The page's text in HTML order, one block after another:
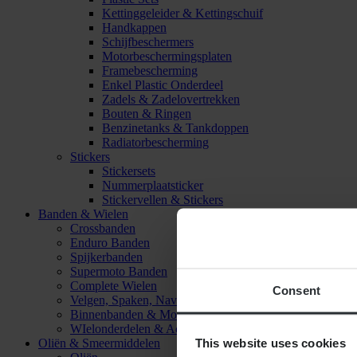
Consent
This website uses cookies
Kettinggeleider & Kettingschuif
Handkappen
Schijfbeschermers
Motorbeschermingsplaten
Framebescherming
Enkel Plastic Onderdeel
Zadels & Zadelovertrekken
Bouten & Ringen
Benzinetanks & Tankdoppen
Radiatorbescherming
Stickers
Stickersets
Nummerplaatsticker
Stickervellen & Stickers
Banden & Wielen
Crossbanden
Enduro Banden
Spijkerbanden
Supermoto Banden
Complete Wielen
Velgen, Spaken, Naven & Lagers
Binnenbanden & Mousses
WIelonderdelen & Accessoires
Oliën & Smeermiddelen